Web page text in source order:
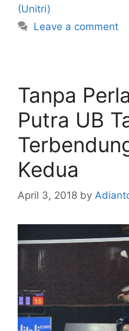
(Unitri)
Leave a comment
Tanpa
Putra UB
Kedua
April 3, 2018 by